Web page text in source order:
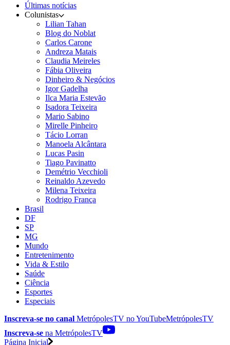
Últimas notícias
Colunistas
Lilian Tahan
Blog do Noblat
Carlos Carone
Andreza Matais
Claudia Meireles
Fábia Oliveira
Dinheiro & Negócios
Igor Gadelha
Ilca Maria Estevão
Isadora Teixeira
Mario Sabino
Mirelle Pinheiro
Tácio Lorran
Manoela Alcântara
Lucas Pasin
Tiago Pavinatto
Demétrio Vecchioli
Reinaldo Azevedo
Milena Teixeira
Rodrigo França
Brasil
DF
SP
MG
Mundo
Entretenimento
Vida & Estilo
Saúde
Ciência
Esportes
Especiais
Inscreva-se no canal MetrópolesTV noYouTubeMetrópolesTV
Inscreva-se na MetrópolesTV
Página Inicial